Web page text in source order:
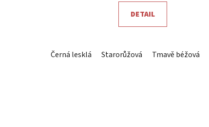
DETAIL
Černá lesklá Starorůžová Tmavě béžová